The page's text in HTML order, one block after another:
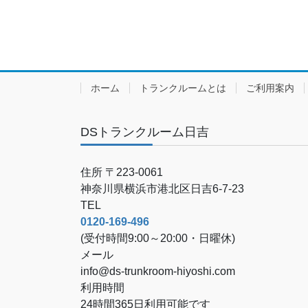
ホーム トランクルームとは ご利用案内
DSトランクルーム日吉
住所 〒223-0061
神奈川県横浜市港北区日吉6-7-23
TEL
0120-169-496
(受付時間9:00～20:00・日曜休)
メール
info@ds-trunkroom-hiyoshi.com
利用時間
24時間365日利用可能です